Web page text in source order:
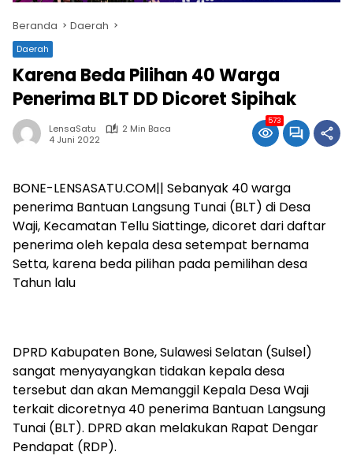
Beranda Daerah
Daerah
Karena Beda Pilihan 40 Warga
Penerima BLT DD Dicoret Sipihak
LensaSatu
2 Min Baca
4 Juni 2022
573
BONE-LENSASATU.COM|| Sebanyak 40 warga
penerima Bantuan Langsung Tunai (BLT) di Desa
Waji, Kecamatan Tellu Siattinge, dicoret dari daftar
penerima oleh kepala desa setempat bernama
Setta, karena beda pilihan pada pemilihan desa
Tahun lalu
DPRD Kabupaten Bone, Sulawesi Selatan (Sulsel)
sangat menyayangkan tidakan kepala desa
tersebut dan akan Memanggil Kepala Desa Waji
terkait dicoretnya 40 penerima Bantuan Langsung
Tunai (BLT). DPRD akan melakukan Rapat Dengar
Pendapat (RDP).